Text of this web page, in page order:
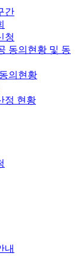
간
청
동의현황 및 동
의현황
정 현황
내